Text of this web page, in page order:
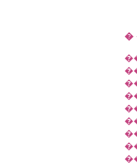
�